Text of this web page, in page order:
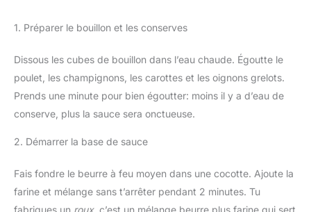
1. Préparer le bouillon et les conserves
Dissous les cubes de bouillon dans l’eau chaude. Égoutte le
poulet, les champignons, les carottes et les oignons grelots.
Prends une minute pour bien égoutter: moins il y a d’eau de
conserve, plus la sauce sera onctueuse.
2. Démarrer la base de sauce
Fais fondre le beurre à feu moyen dans une cocotte. Ajoute la
farine et mélange sans t’arrêter pendant 2 minutes. Tu